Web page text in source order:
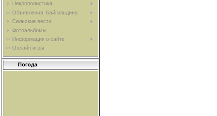
Некрополистика
Объявления. Байгильдино
Сельские вести
Фотоальбомы
Информация о сайте
Онлайн игры
Погода